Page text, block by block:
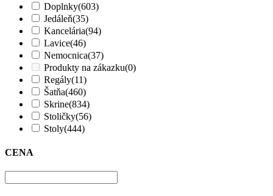
Doplnky(603)
Jedáleň(35)
Kancelária(94)
Lavice(46)
Nemocnica(37)
Produkty na zákazku(0)
Regály(11)
Šatňa(460)
Skrine(834)
Stoličky(56)
Stoly(444)
CENA